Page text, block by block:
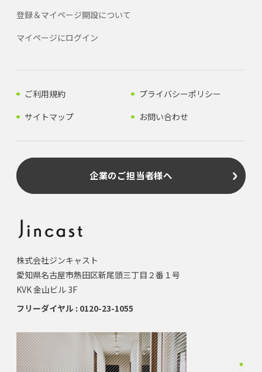
登録＆マイページ開設について
マイページにログイン
ご利用規約
プライバシーポリシー
サイトマップ
お問い合わせ
企業のご担当者様へ
株式会社ジンキャスト
愛知県名古屋市熱田区新尾頭三丁目２番１号
KVK 金山ビル 3F
フリーダイヤル : 0120-23-1055